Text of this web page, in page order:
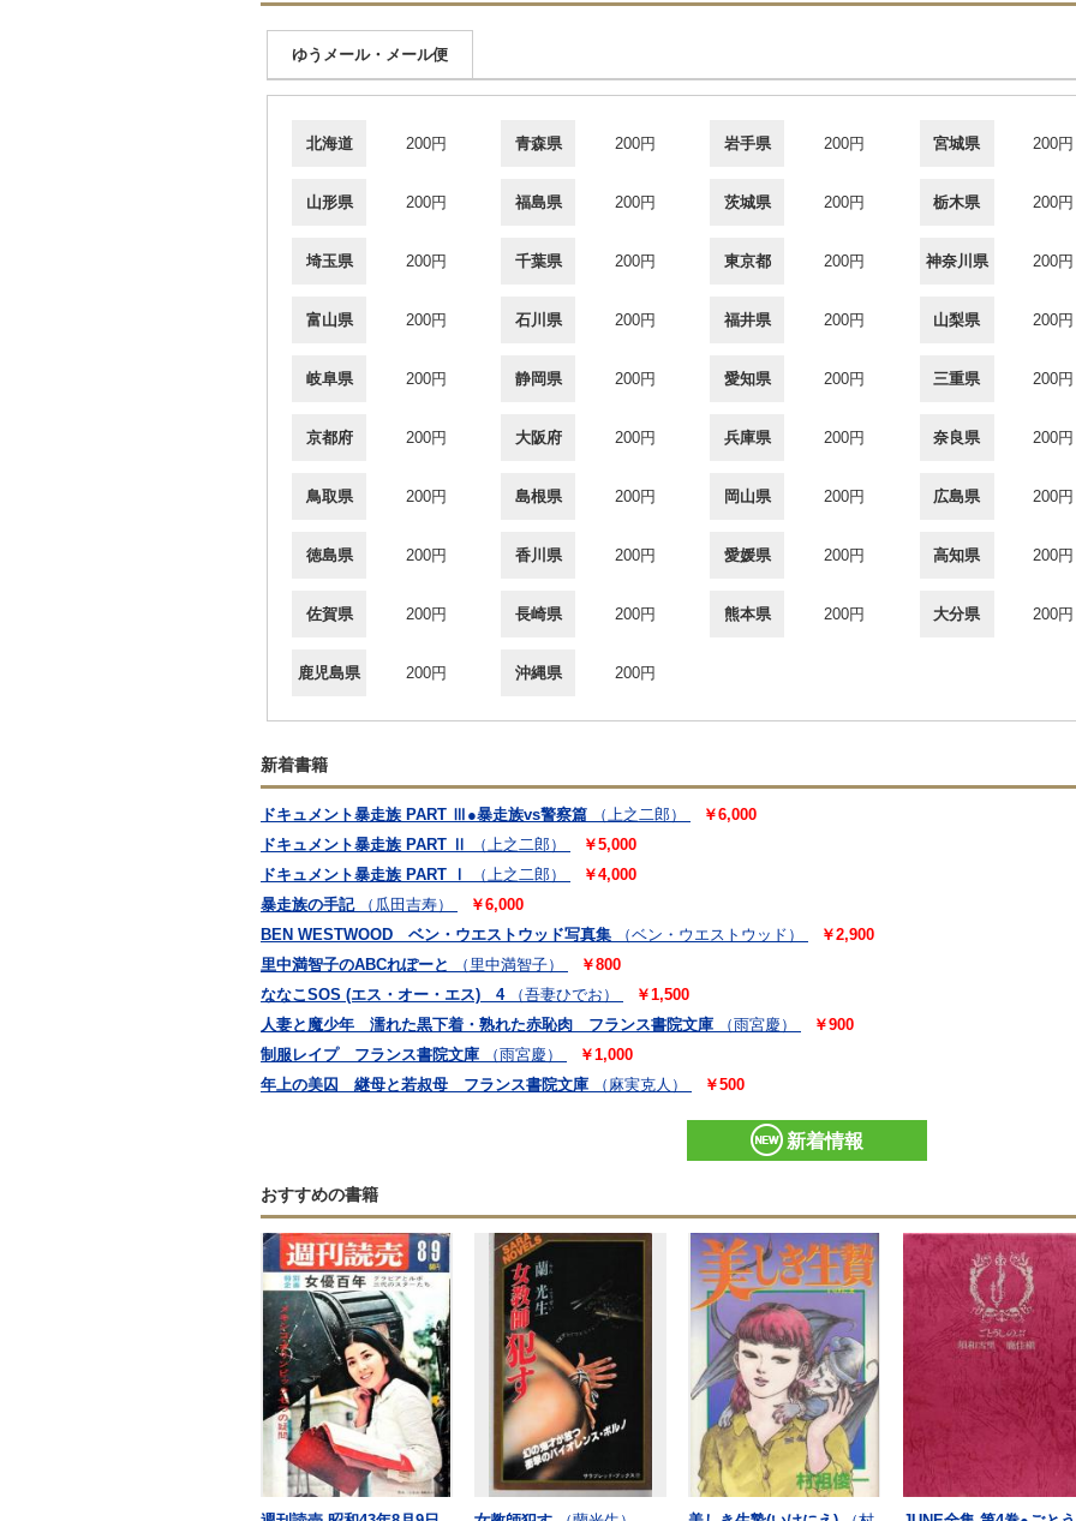
ゆうメール・メール便
北海道 200円 青森県 200円 岩手県 200円 宮城県 200円
山形県 200円 福島県 200円 茨城県 200円 栃木県 200円
埼玉県 200円 千葉県 200円 東京都 200円 神奈川県 200円
富山県 200円 石川県 200円 福井県 200円 山梨県 200円
岐阜県 200円 静岡県 200円 愛知県 200円 三重県 200円
京都府 200円 大阪府 200円 兵庫県 200円 奈良県 200円
鳥取県 200円 島根県 200円 岡山県 200円 広島県 200円
徳島県 200円 香川県 200円 愛媛県 200円 高知県 200円
佐賀県 200円 長崎県 200円 熊本県 200円 大分県 200円
鹿児島県 200円 沖縄県 200円
新着書籍
ドキュメント暴走族 PART Ⅲ●暴走族vs警察篇 （上之二郎）
￥6,000
ドキュメント暴走族 PART Ⅱ
（上之二郎）
￥5,000
ドキュメント暴走族 PART Ⅰ
（上之二郎）
￥4,000
暴走族の手記
（瓜田吉寿）
￥6,000
BEN WESTWOOD ベン・ウエストウッド写真集
（ベン・ウエストウッド）
￥2,900
里中満智子のABCれぽーと
（里中満智子）
￥800
ななこSOS (エス・オー・エス) 4
（吾妻ひでお）
￥1,500
人妻と魔少年 濡れた黒下着・熟れた赤恥肉 フランス書院文庫
（雨宮慶）
￥900
制服レイプ フランス書院文庫
（雨宮慶）
￥1,000
年上の美囚 継母と若叔母 フランス書院文庫
（麻実克人） ￥500
新着情報
おすすめの書籍